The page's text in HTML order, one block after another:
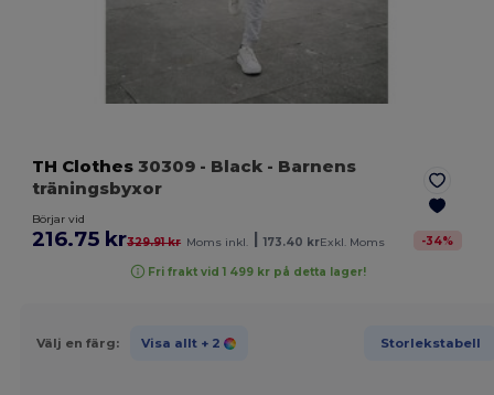
TH Clothes 30309 - Black - Barnens
träningsbyxor
Börjar vid
216.75 kr329.91 kr Moms inkl. 173.40 krExkl. Moms -34%
Fri frakt vid 1 499 kr på detta lager!
Välj en färg: Visa allt + 2 Storlekstabell